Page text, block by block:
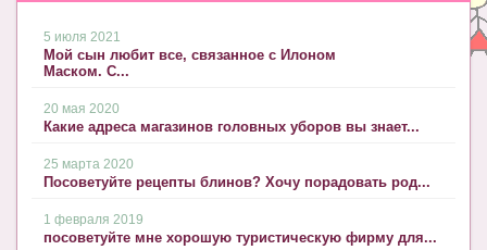
5 июля 2021
Мой сын любит все, связанное с Илоном
Маском. С...
20 мая 2020
Какие адреса магазинов головных уборов вы знает...
25 марта 2020
Посоветуйте рецепты блинов? Хочу порадовать род...
1 февраля 2019
посоветуйте мне хорошую туристическую фирму для...